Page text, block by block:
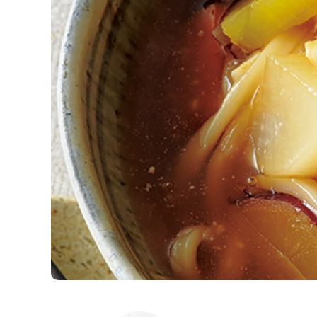
K
デ
ュ
ケ
ー
シ
ョ
ナ
ル
「
み
ん
な
の
ょ
の